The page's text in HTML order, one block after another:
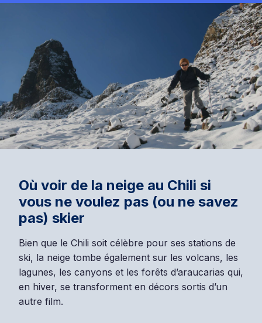
Où voir de la neige au Chili si
vous ne voulez pas (ou ne savez
pas) skier
Bien que le Chili soit célèbre pour ses stations de
ski, la neige tombe également sur les volcans, les
lagunes, les canyons et les forêts d’araucarias qui,
en hiver, se transforment en décors sortis d’un
autre film.